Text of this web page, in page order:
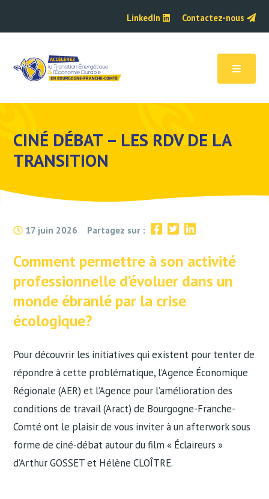
Contactez-nous
LinkedIn
CINÉ DÉBAT – LES RDV DE LA
TRANSITION
17 juin 2026 Partagez sur :
Comment permettre à son activité
professionnelle d’évoluer dans un
monde ébranlé par la crise
écologique?
Pour découvrir les initiatives qui existent pour tenter de
répondre à cette problématique, l’Agence Économique
Régionale (AER) et l’Agence pour l’amélioration des
conditions de travail (Aract) de Bourgogne-Franche-
Comté ont le plaisir de vous inviter à un afterwork sous
forme de ciné-débat autour du film « Éclaireurs »
d’Arthur GOSSET et Hélène CLOÎTRE.